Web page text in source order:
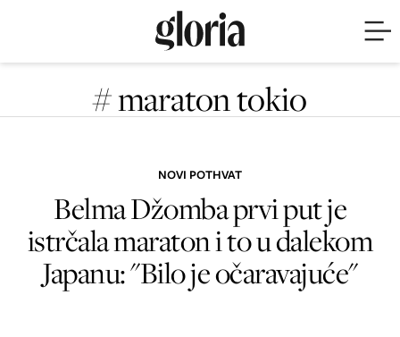
# maraton tokio
NOVI POTHVAT
Belma Džomba prvi put je
istrčala maraton i to u dalekom
Japanu: "Bilo je očaravajuće"